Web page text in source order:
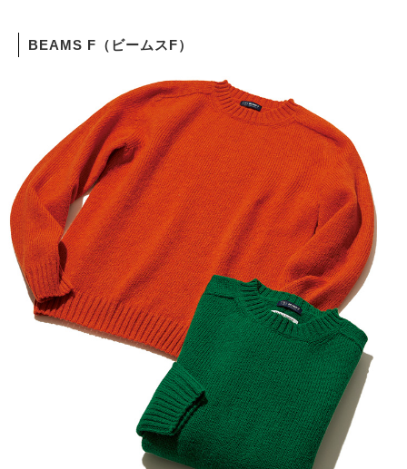
BEAMS F（ビームスF）